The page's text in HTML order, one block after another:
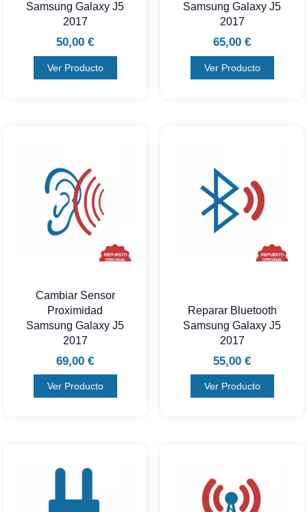
Samsung Galaxy J5
2017
50,00 €
Ver Producto
Samsung Galaxy J5
2017
65,00 €
Ver Producto
Cambiar Sensor
Proximidad
Samsung Galaxy J5
2017
69,00 €
Ver Producto
Reparar Bluetooth
Samsung Galaxy J5
2017
55,00 €
Ver Producto